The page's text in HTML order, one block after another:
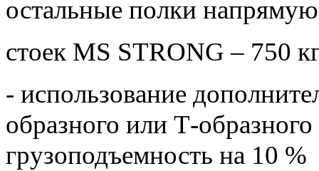
остальные полки
стоек MS STRONG – 750
- использование
образного или Т-образного
грузоподъемность на 10 %